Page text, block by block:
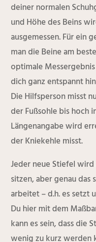
deiner normalen
und Höhe des Beins
ausgemessen. Für ein
man die Beine am
optimale
dich ganz entspannt
Die Hilfsperson misst
der Fußsohle bis hoch
Längenangabe wird
der Kniekehle misst.
Jeder neue Stiefel
sitzen, aber genau das
arbeitet – d.h. es setzt
Du hier mit dem
kann es sein, dass die
wenig zu kurz werden